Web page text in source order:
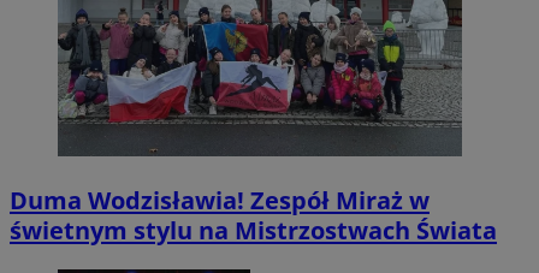
Duma Wodzisławia! Zespół Miraż w
świetnym stylu na Mistrzostwach Świata